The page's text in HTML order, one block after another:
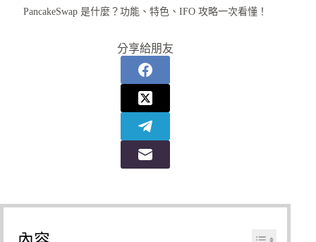
PancakeSwap 是什麼？功能、特色、IFO 攻略一次看懂！
分享給朋友